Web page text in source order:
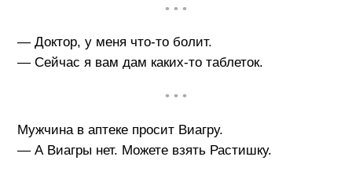
• • •
— Доктор, у меня что-то болит.
— Сейчас я вам дам каких-то таблеток.
• • •
Мужчина в аптеке просит Виагру.
— А Виагры нет. Можете взять Растишку.